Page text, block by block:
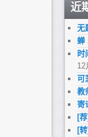
近
无
蝉
时
12
可
教
寄
[
[